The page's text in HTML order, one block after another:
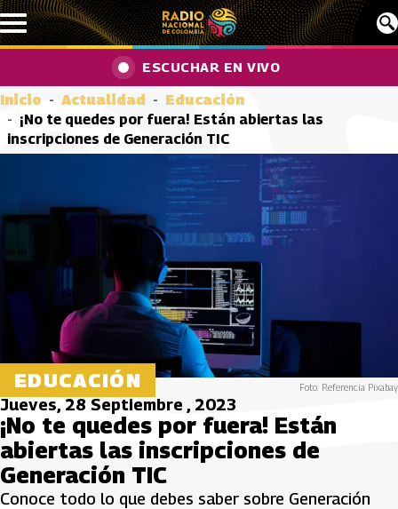
Pasar al contenido principal
ESCUCHAR EN VIVO
Inicio Actualidad
Educación
¡No te quedes por fuera! Están abiertas las
inscripciones de Generación TIC
EDUCACIÓN Foto: Referencia Pixabay
Jueves, 28 Septiembre , 2023
¡No te quedes por fuera! Están
abiertas las inscripciones de
Generación TIC
Conoce todo lo que debes saber sobre Generación